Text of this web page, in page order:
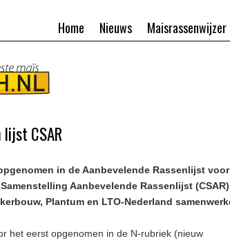
Maisrassenwijzer
Nieuws
Home
CSAR
in de Aanbevelende Rassenlijst voor
Aanbevelende Rassenlijst
Plantum en LTO-Nederland
het eerst opgenomen in de N-rubriek (nieuw